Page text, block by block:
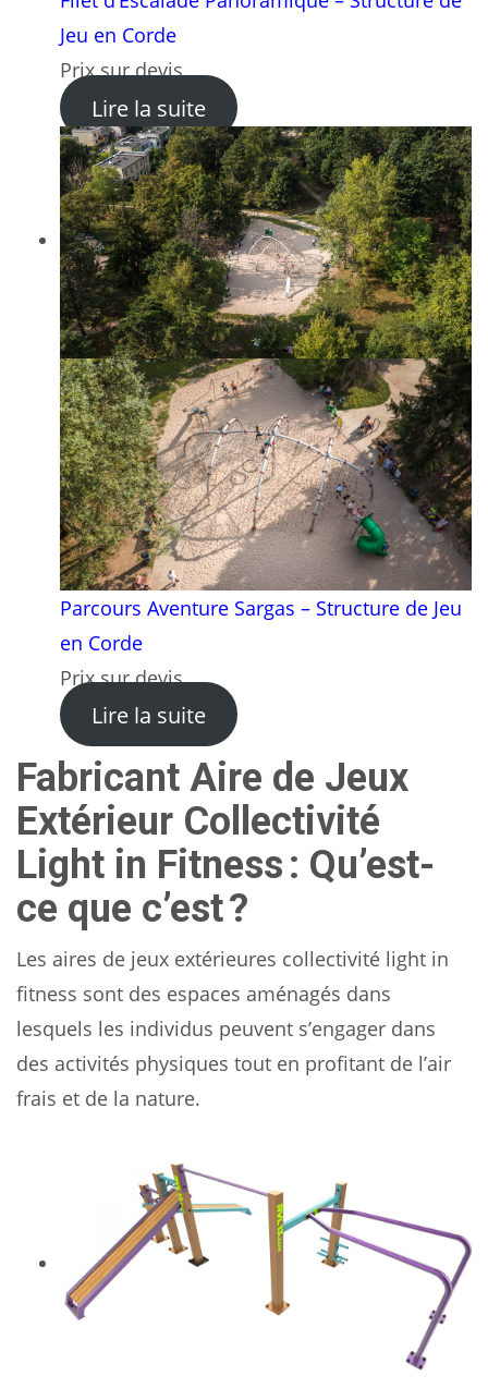
Jeu en Corde
Prix sur devis
Lire la suite: Filet d’Escalade
Parcours Aventure Sargas – Structure de Jeu
en Corde
Prix sur devis
Lire la suite: Parcours Aventure Sargas
Fabricant Aire de Jeux
Extérieur Collectivité
Light in Fitness : Qu’est-
ce que c’est ?
Les aires de jeux extérieures collectivité light in
fitness sont des espaces aménagés dans
lesquels les individus peuvent s’engager dans
des activités physiques tout en profitant de l’air
frais et de la nature.